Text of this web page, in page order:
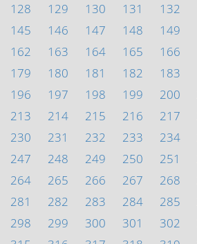
128 129 130 131 132
145 146 147 148 149
162 163 164 165 166
179 180 181 182 183
196 197 198 199 200
213 214 215 216 217
230 231 232 233 234
247 248 249 250 251
264 265 266 267 268
281 282 283 284 285
298 299 300 301 302